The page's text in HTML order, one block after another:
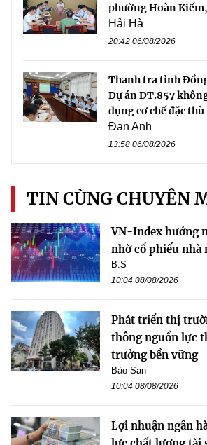
phường Hoàn
Hải Hà
20:42 06/08/2026
Thanh tra tỉnh
Dự án ĐT.857
dụng cơ chế đặc thù
Đan Anh
13:58 06/08/2026
TIN CÙNG CHUYÊN
VN-Index hướng
nhờ cổ phiếu nhà
B.S
10:04 08/08/2026
Phát triển thị
thông nguồn lực
trưởng bền vững
Bảo San
10:04 08/08/2026
Lợi nhuận ngân